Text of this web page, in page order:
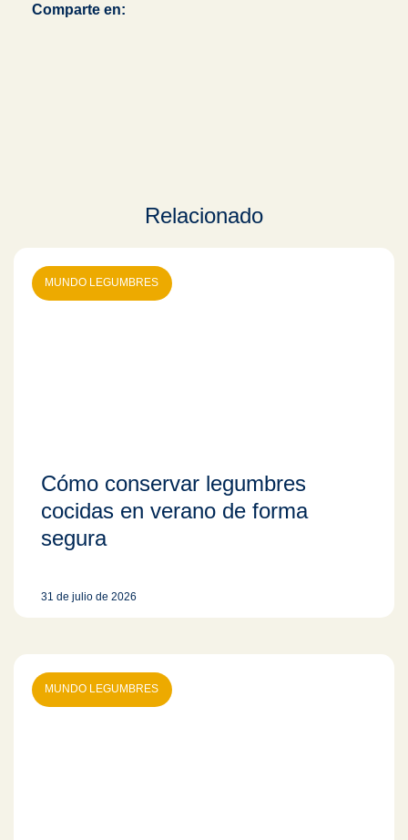
Comparte en:
Relacionado
MUNDO LEGUMBRES
Cómo conservar legumbres
cocidas en verano de forma
segura
31 de julio de 2026
MUNDO LEGUMBRES